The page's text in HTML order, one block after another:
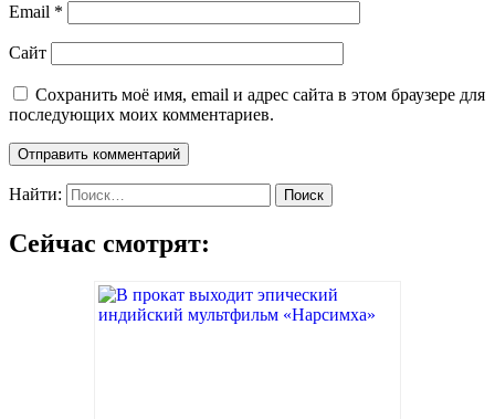
Email *
Сайт
Сохранить моё имя, email и адрес сайта в этом браузере для
последующих моих комментариев.
Найти:
Сейчас смотрят: